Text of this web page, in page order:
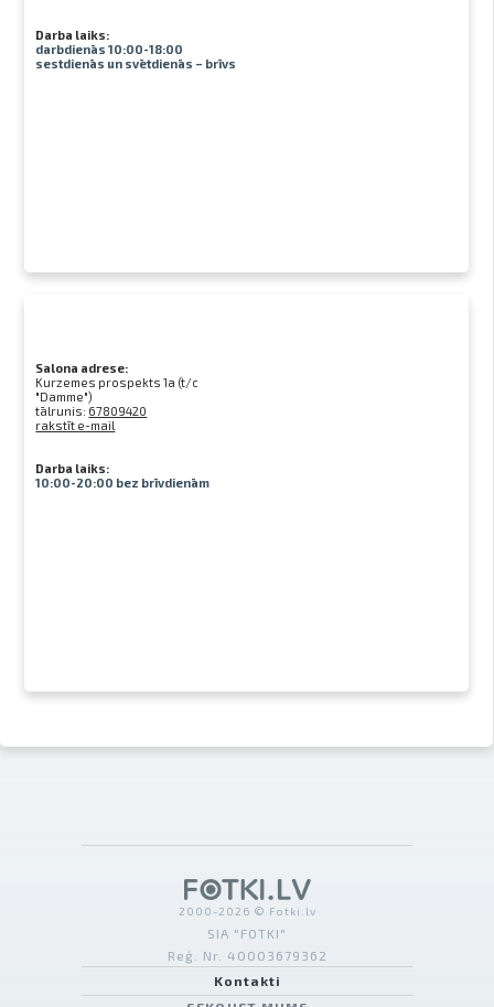
Darba laiks:
darbdienās 10:00-18:00
sestdienās un svētdienās – brīvs
Salona adrese:
Kurzemes prospekts 1a (t/c
"Damme")
tālrunis: 67809420
rakstīt e-mail
Darba laiks:
10:00-20:00 bez brīvdienām
2000-2026 © Fotki.lv
SIA "FOTKI"
Reģ. Nr. 40003679362
Kontakti